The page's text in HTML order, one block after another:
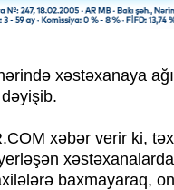
xəstəxanaya
dəyişib.
xəbər verir ki,
baxmayaraq,